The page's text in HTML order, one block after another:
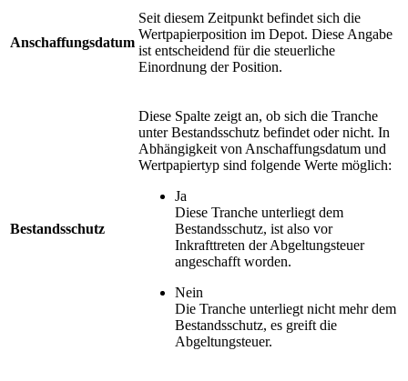
Anschaffungsdatum
Seit diesem Zeitpunkt befindet sich die
Wertpapierposition im Depot. Diese Angabe
ist entscheidend für die steuerliche
Einordnung der Position.
Bestandsschutz
Diese Spalte zeigt an, ob sich die Tranche
unter Bestandsschutz befindet oder nicht. In
Abhängigkeit von Anschaffungsdatum und
Wertpapiertyp sind folgende Werte möglich:
Ja
Diese Tranche unterliegt dem
Bestandsschutz, ist also vor
Inkrafttreten der Abgeltungsteuer
angeschafft worden.
Nein
Die Tranche unterliegt nicht mehr dem
Bestandsschutz, es greift die
Abgeltungsteuer.